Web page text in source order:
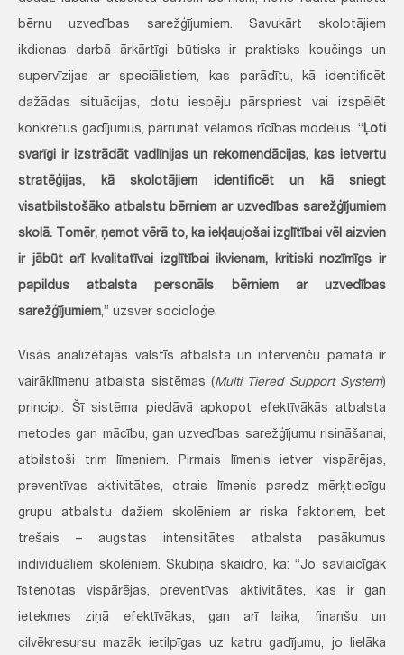
bērnu uzvedības sarežģījumiem. Savukārt skolotājiem
ikdienas darbā ārkārtīgi būtisks ir praktisks koučings un
supervīzijas ar speciālistiem, kas parādītu, kā identificēt
dažādas situācijas, dotu iespēju pārspriest vai izspēlēt
konkrētus gadījumus, pārrunāt vēlamos rīcības modeļus. “Ļoti
svarīgi ir izstrādāt vadlīnijas un rekomendācijas, kas ietvertu
stratēģijas, kā skolotājiem identificēt un kā sniegt
visatbilstošāko atbalstu bērniem ar uzvedības sarežģījumiem
skolā. Tomēr, ņemot vērā to, ka iekļaujošai izglītībai vēl aizvien
ir jābūt arī kvalitatīvai izglītībai ikvienam, kritiski nozīmīgs ir
papildus atbalsta personāls bērniem ar uzvedības
sarežģījumiem,” uzsver socioloģe.
Visās analizētajās valstīs atbalsta un intervenču pamatā ir
vairāklīmeņu atbalsta sistēmas (Multi Tiered Support System)
principi. Šī sistēma piedāvā apkopot efektīvākās atbalsta
metodes gan mācību, gan uzvedības sarežģījumu risināšanai,
atbilstoši trim līmeņiem. Pirmais līmenis ietver vispārējas,
preventīvas aktivitātes, otrais līmenis paredz mērķtiecīgu
grupu atbalstu dažiem skolēniem ar riska faktoriem, bet
trešais – augstas intensitātes atbalsta pasākumus
individuāliem skolēniem. Skubiņa skaidro, ka: “Jo savlaicīgāk
īstenotas vispārējas, preventīvas aktivitātes, kas ir gan
ietekmes ziņā efektīvākas, gan arī laika, finanšu un
cilvēkresursu mazāk ietilpīgas uz katru gadījumu, jo lielāka